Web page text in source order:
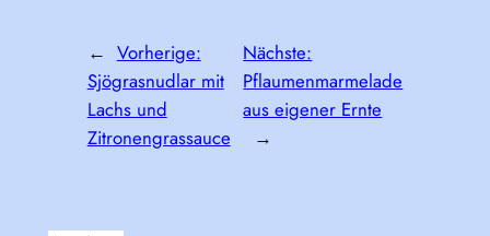
← Vorherige:
Sjögrasnudlar mit
Lachs und
Zitronengrassauce
Nächste:
Pflaumenmarmelade
aus eigener Ernte
→